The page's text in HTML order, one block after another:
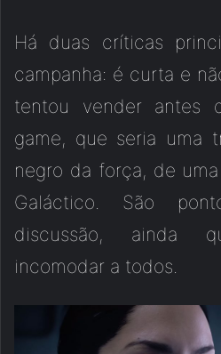
Há duas críticas
campanha: é curta e
tentou vender antes
game, que seria uma
negro da força, de
Galáctico. São
discussão, ainda
incomodar a todos.